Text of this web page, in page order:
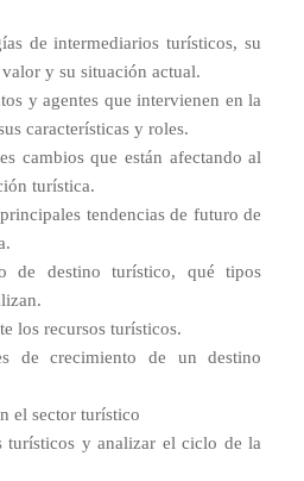
de intermediarios turísticos, su
y su situación actual.
y agentes que intervienen en la
características y roles.
cambios que están afectando al
turística.
tendencias de futuro de
de destino turístico, qué tipos
los recursos turísticos.
de crecimiento de un destino
el sector turístico
turísticos y analizar el ciclo de la